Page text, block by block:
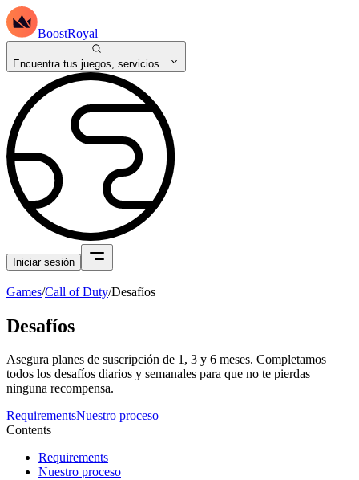
BoostRoyal
Encuentra tus juegos, servicios...
Iniciar sesión
Games/Call of Duty/Desafíos
Desafíos
Asegura planes de suscripción de 1, 3 y 6 meses. Completamos
todos los desafíos diarios y semanales para que no te pierdas
ninguna recompensa.
RequirementsNuestro proceso
Contents
Requirements
Nuestro proceso